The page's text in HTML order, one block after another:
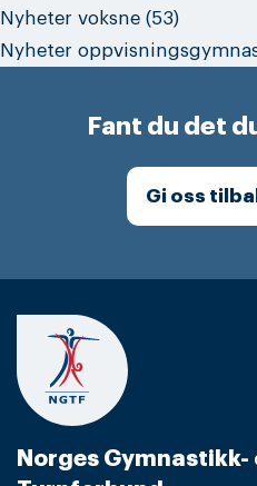
Nyheter voksne (53)
Nyheter
Fant du det
Gi oss
Norges Gymnastikk-